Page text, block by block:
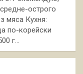
острого
мяса Кухня:
по-корейски
г…